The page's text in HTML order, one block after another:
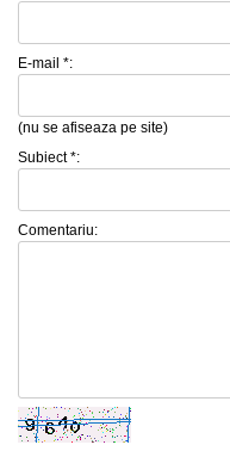
E-mail *:
(nu se afiseaza pe site)
Subiect *:
Comentariu: